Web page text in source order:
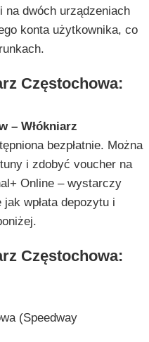
na dwóch urządzeniach
konta użytkownika, co
Częstochowa:
– Włókniarz
bezpłatnie. Można
i zdobyć voucher na
Online – wystarczy
wpłata depozytu i
Częstochowa:
(Speedway